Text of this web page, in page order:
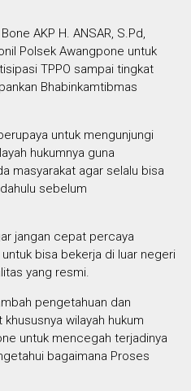
AKP H. ANSAR, S.Pd,
Polsek Awangpone untuk
TPPO sampai tingkat
Bhabinkamtibmas
untuk mengunjungi
hukumnya guna
masyarakat agar selalu bisa
sebelum
jangan cepat percaya
bisa bekerja di luar negeri
yang resmi.
pengetahuan dan
wilayah hukum
untuk mencegah terjadinya
bagaimana Proses